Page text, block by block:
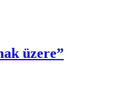
üzere”